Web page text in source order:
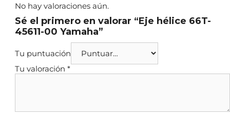
No hay valoraciones aún.
Sé el primero en valorar “Eje hélice 66T-
45611-00 Yamaha”
Tu puntuación
Tu valoración *